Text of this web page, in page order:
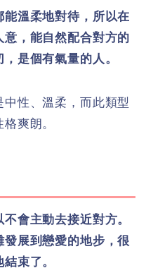
能溫柔地對待，所以在
，能自然配合對方的
是個有氣量的人。
性、溫柔，而此類型
爽朗。
會主動去接近對方。
發展到戀愛的地步，很
束了。